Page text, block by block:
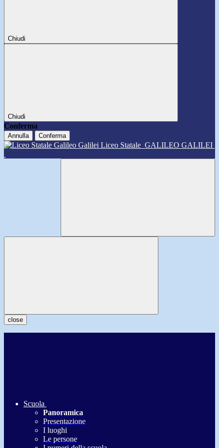
Chiudi
Chiudi
Conferma
Annulla Conferma
Liceo Statale GALILEO GALILEI
close
Scuola
Panoramica
Presentazione
I luoghi
Le persone